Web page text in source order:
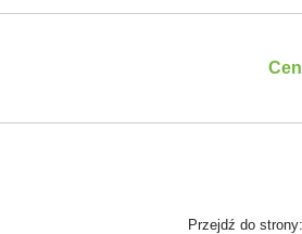
Przejdź do strony: